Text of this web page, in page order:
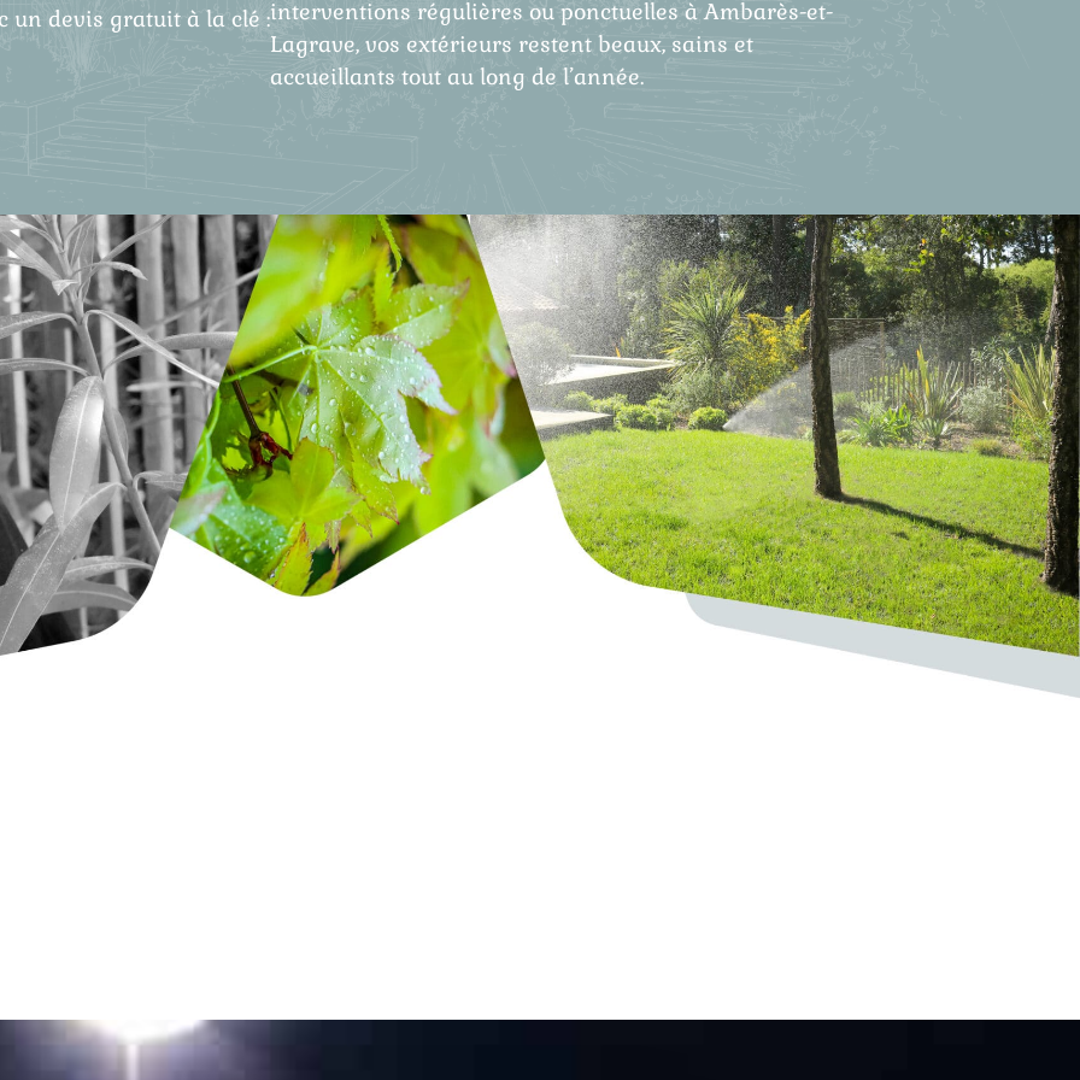
un devis gratuit à la clé :interventions régulières ou ponctuelles à Ambarès-et-
Lagrave, vos extérieurs restent beaux, sains et
accueillants tout au long de l’année.